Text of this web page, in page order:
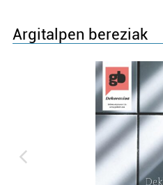
Argitalpen bereziak